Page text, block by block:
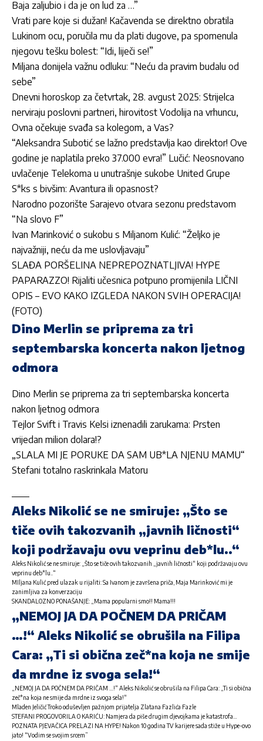
Baja zaljubio i da je on lud za …”
Vrati pare koje si dužan! Kačavenda se direktno obratila
Lukinom ocu, poručila mu da plati dugove, pa spomenula
njegovu tešku bolest: “Idi, liječi se!”
Miljana donijela važnu odluku: “Neću da pravim budalu od
sebe”
Dnevni horoskop za četvrtak, 28. avgust 2025: Strijelca
nerviraju poslovni partneri, hirovitost Vodolija na vrhuncu,
Ovna očekuje svađa sa kolegom, a Vas?
“Aleksandra Subotić se lažno predstavlja kao direktor! Ove
godine je naplatila preko 37.000 evra!” Lučić: Neosnovano
uvlačenje Telekoma u unutrašnje sukobe United Grupe
S*ks s bivšim: Avantura ili opasnost?
Narodno pozorište Sarajevo otvara sezonu predstavom
“Na slovo F”
Ivan Marinković o sukobu s Miljanom Kulić: “Željko je
najvažniji, neću da me uslovljavaju”
SLAĐA PORŠELINA NEPREPOZNATLJIVA! HYPE
PAPARAZZO! Rijaliti učesnica potpuno promijenila LIČNI
OPIS – EVO KAKO IZGLEDA NAKON SVIH OPERACIJA!
(FOTO)
Dino Merlin se priprema za tri
septembarska koncerta nakon ljetnog
odmora
Dino Merlin se priprema za tri septembarska koncerta
nakon ljetnog odmora
Tejlor Svift i Travis Kelsi iznenadili zarukama: Prsten
vrijedan milion dolara!?
„SLALA MI JE PORUKE DA SAM UB*LA NJENU MAMU“
Stefani totalno raskrinkala Matoru
Aleks Nikolić se ne smiruje: „Što se
tiče ovih takozvanih „javnih ličnosti“
koji podržavaju ovu veprinu deb*lu..“
Aleks Nikolić se ne smiruje: „Što se tiče ovih takozvanih „javnih ličnosti“ koji podržavaju ovu
veprinu deb*lu..“
MIljana Kulić pred ulazak u rijaliti: Sa Ivanom je završena priča, Maja Marinković mi je
zanimljiva za konverzaciju
SKANDALOZNO PONAŠANJE: „Mama popularni smo!! Mama!!!
„NEMOJ JA DA POČNEM DA PRIČAM
…!“ Aleks Nikolić se obrušila na Filipa
Cara: „Ti si obična zeč*na koja ne smije
da mrdne iz svoga sela!“
„NEMOJ JA DA POČNEM DA PRIČAM …!“ Aleks Nikolić se obrušila na Filipa Cara: „Ti si obična
zeč*na koja ne smije da mrdne iz svoga sela!“
Mladen Jeličić Troko oduševljen pažnjom prijatelja Zlatana Fazlića Fazle
STEFANI PROGOVORILA O KARIĆU: Namjera da piše drugim djevojkama je katastrofa…
POZNATA PJEVAČICA PRELAZI NA HYPE! Nakon 10 godina TV karijere sada stiže u Hype-ovo
jato! “Vodim se svojim srcem”